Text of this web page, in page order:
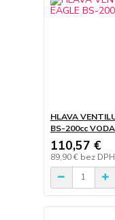
HLAVA
BS-200cc VODA
110,57 €
89,90 € bez DPH